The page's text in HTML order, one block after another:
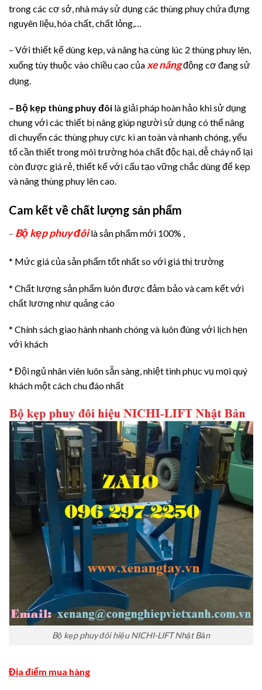
trong các cơ sở, nhà máy sử dụng các thùng phuy chứa đựng
nguyên liệu, hóa chất, chất lỏng,…
– Với thiết kế dùng kẹp, và nâng hạ cùng lúc 2 thùng phuy lên,
xuống tùy thuộc vào chiều cao củaxe nângđộng cơ đang sử
dụng.
– Bộ kẹp thùng phuy đôi là giải pháp hoàn hảo khi sử dụng
chung với các thiết bị nâng giúp người sử dụng có thể nâng
di chuyển các thùng phuy cực kì an toàn và nhanh chóng, yếu
tố cần thiết trong môi trường hóa chất độc hại, dễ cháy nổ lại
còn được giá rẻ, thiết kế với cấu tạo vững chắc dùng để kẹp
và nâng thùng phuy lên cao.
Cam kết về chất lượng sản phẩm
– Bộ kẹp phuy đôilà sản phẩm mới 100% ,
* Mức giá của sản phẩm tốt nhất so với giá thị trường
* Chất lượng sản phẩm luôn được đảm bảo và cam kết với
chất lương như quảng cáo
* Chính sách giao hành nhanh chóng và luôn đúng với lịch hẹn
với khách
* Đội ngủ nhân viên luôn sẵn sàng, nhiệt tình phục vụ mọi quý
khách một cách chu đáo nhất
Bộ kẹp phuy đôi hiệu NICHI-LIFT Nhật Bản
Địa điểm mua hàng